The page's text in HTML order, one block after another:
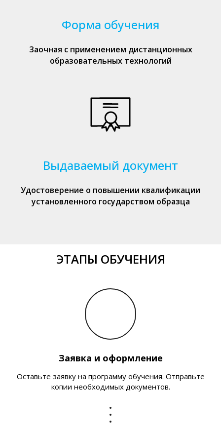
Форма обучения
Заочная с применением дистанционных
образовательных технологий
Выдаваемый документ
Удостоверение о повышении квалификации
установленного государством образца
ЭТАПЫ ОБУЧЕНИЯ
Заявка и оформление
Оставьте заявку на программу обучения. Отправьте
копии необходимых документов.